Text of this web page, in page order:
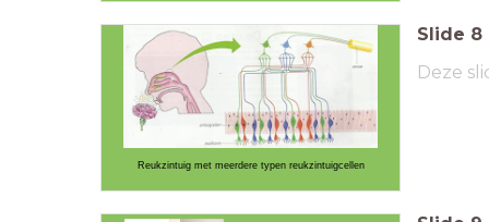
Reukzintuig met meerdere typen reukzintuigcellen
Slide 8
Deze